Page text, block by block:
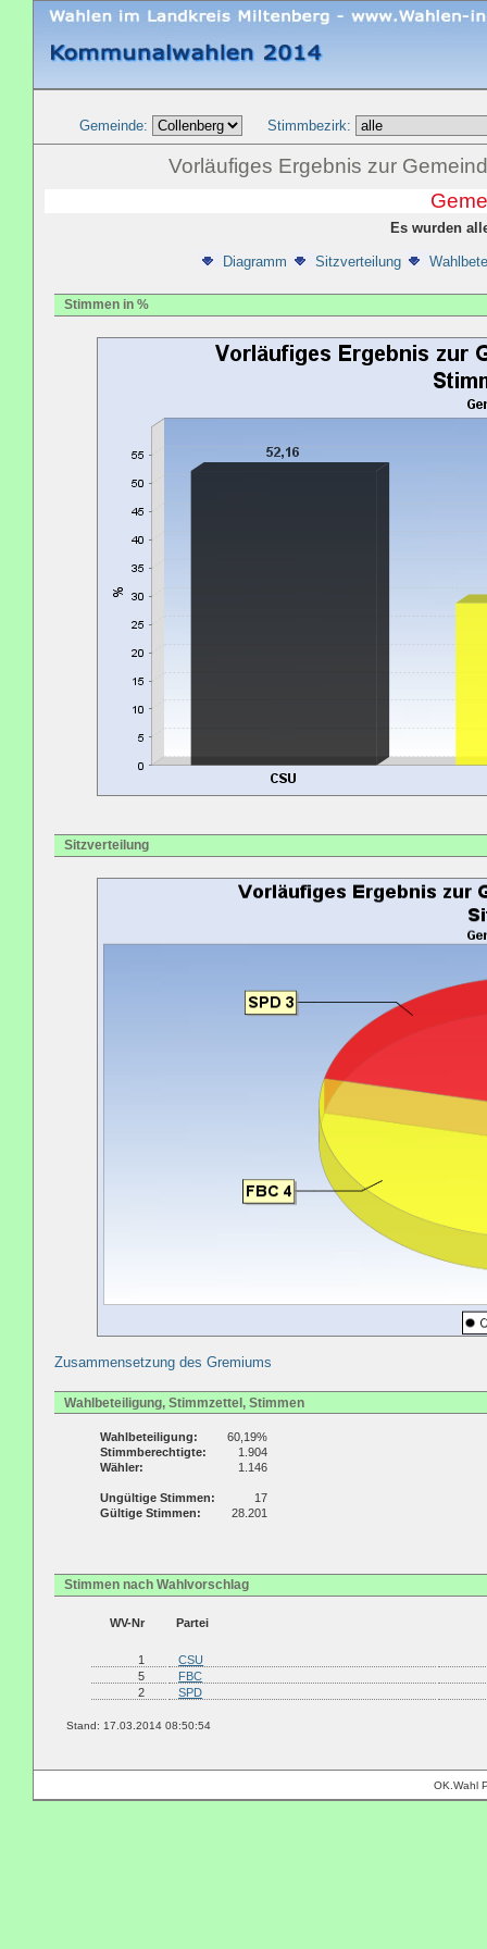
Gemeinde: Stimmbezirk:
Vorläufiges Ergebnis zur
Es wurden
Diagramm Sitzverteilung
Stimmen in %
Sitzverteilung
Zusammensetzung des Gremiums
Wahlbeteiligung, Stimmzettel, Stimmen
Wahlbeteiligung:
60,19%
Stimmberechtigte:
1.904
Wähler:
1.146
Ungültige Stimmen:
17
Gültige Stimmen:
28.201
Stimmen nach Wahlvorschlag
WV-Nr Partei
1
CSU
5
FBC
2
SPD
Stand: 17.03.2014 08:50:54
OK.Wahl